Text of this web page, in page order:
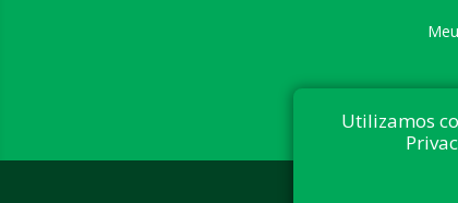
Utilizamos